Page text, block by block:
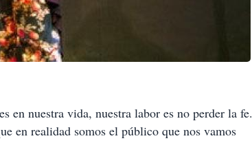
en nuestra vida, nuestra labor es no perder la fe.
en realidad somos el público que nos vamos